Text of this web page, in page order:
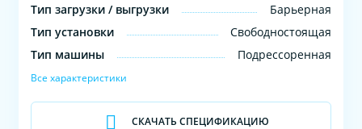
Тип загрузки / выгрузки
Барьерная
Тип установки
Свободностоящая
Тип машины
Подрессоренная
Все характеристики
СКАЧАТЬ СПЕЦИФИКАЦИЮ